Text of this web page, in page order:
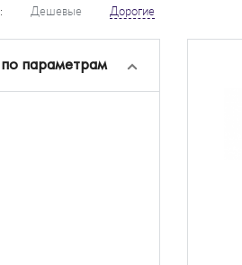
Дешевые Дорогие
параметрам